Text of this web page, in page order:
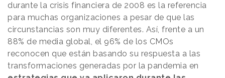
durante la crisis financiera de 2008 es la referencia
para muchas organizaciones a pesar de que las
circunstancias son muy diferentes. Así, frente a un
88% de media global, el 96% de los CMOs
reconocen que están basando su respuesta a las
transformaciones generadas por la pandemia en